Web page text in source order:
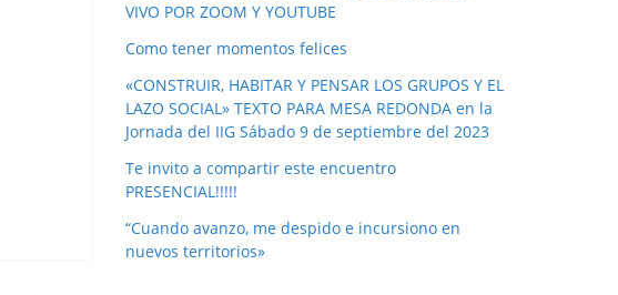
VIVO POR ZOOM Y YOUTUBE
Como tener momentos felices
«CONSTRUIR, HABITAR Y PENSAR LOS GRUPOS Y EL
LAZO SOCIAL» TEXTO PARA MESA REDONDA en la
Jornada del IIG Sábado 9 de septiembre del 2023
Te invito a compartir este encuentro
PRESENCIAL!!!!!
“Cuando avanzo, me despido e incursiono en
nuevos territorios»